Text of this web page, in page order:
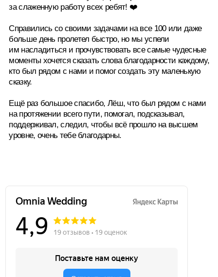
С огромной радостью создадим для вас
праздник мечты — наполненный
волшебством и теплом, который
останется в вашем сердце навсегда!
Разработка дизайна